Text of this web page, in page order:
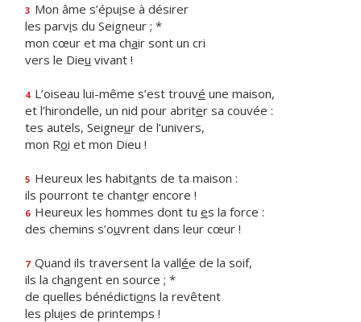
3 Mon âme s’épuise à désirer
les parvis du Seigneur ; *
mon cœur et ma chair sont un cri
vers le Dieu vivant !
4 L’oiseau lui-même s’est trouvé une maison,
et l’hirondelle, un nid pour abriter sa couvée :
tes autels, Seigneur de l’univers,
mon Roi et mon Dieu !
5 Heureux les habitants de ta maison :
ils pourront te chanter encore !
6 Heureux les hommes dont tu es la force :
des chemins s’ouvrent dans leur cœur !
7 Quand ils traversent la vallée de la soif,
ils la changent en source ; *
de quelles bénédictions la revêtent
les pluies de printemps !